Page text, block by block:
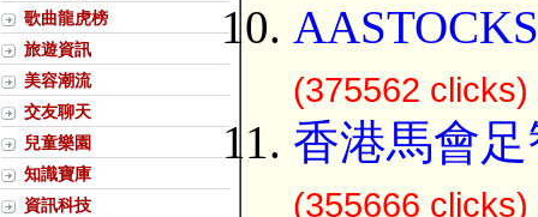
歌曲龍虎榜
旅遊資訊
美容潮流
交友聊天
兒童樂園
知識寶庫
資訊科技
(375562 clicks)
香港馬會
(355666 clicks)